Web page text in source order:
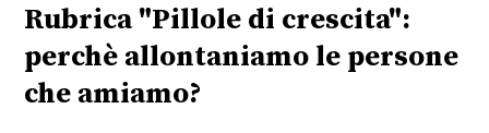
Rubrica "Pillole di crescita":
perchè allontaniamo le persone
che amiamo?